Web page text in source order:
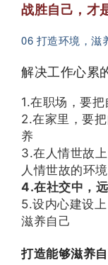
战胜自己，才
06 打造环境，滋
解决工作心累
1.在职场，要
2.在家里，要
养
3.在人情世故
人情世故的环
4.在社交中，
5.设内心建设
滋养自己
打造能够滋养